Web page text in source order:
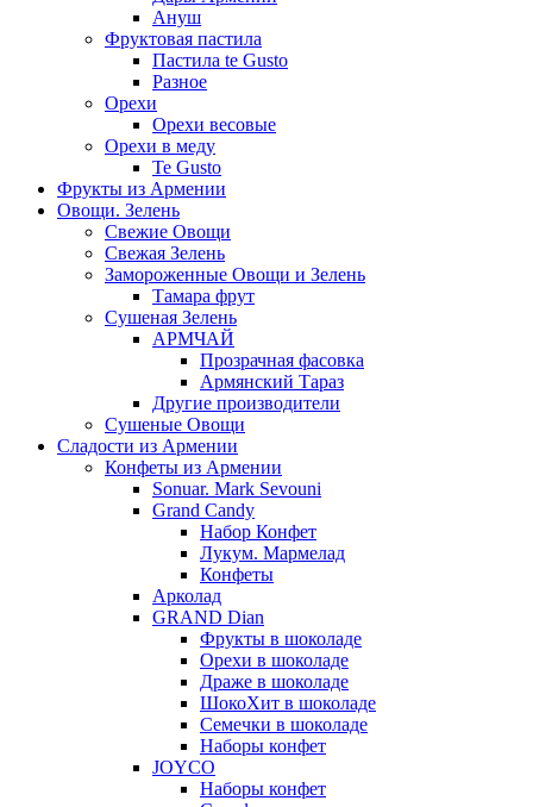
Ануш
Фруктовая пастила
Пастила te Gusto
Разное
Орехи
Орехи весовые
Орехи в меду
Te Gusto
Фрукты из Армении
Овощи. Зелень
Свежие Овощи
Свежая Зелень
Замороженные Овощи и Зелень
Тамара фрут
Сушеная Зелень
АРМЧАЙ
Прозрачная фасовка
Армянский Тараз
Другие производители
Сушеные Овощи
Сладости из Армении
Конфеты из Армении
Sonuar. Mark Sevouni
Grand Candy
Набор Конфет
Лукум. Мармелад
Конфеты
Арколад
GRAND Dian
Фрукты в шоколаде
Орехи в шоколаде
Драже в шоколаде
ШокоХит в шоколаде
Семечки в шоколаде
Наборы конфет
JOYCO
Наборы конфет